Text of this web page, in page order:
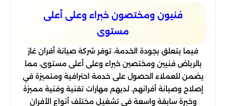
فنيون ومختصون خبراء وعلى أعلى
مستوى
فيما يتعلق بجودة الخدمة، توفر شركة صيانة أفران غاز
بالرياض فنيين ومختصين خبراء وعلى أعلى مستوى، مما
يضمن للعملاء الحصول على خدمة احترافية ومتميزة في
إصلاح وصيانة أفرانهم. لديهم مهارات تقنية وفنية مميزة
وخبرة سابقة واسعة في تشغيل مختلف أنواع الأفران